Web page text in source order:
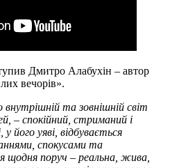
Дмитро Алабухін – автор
вечорів».
та зовнішній світ
– спокійний, стриманий і
у його уяві, відбувається
спокусами та
щодня поруч – реальна, жива,